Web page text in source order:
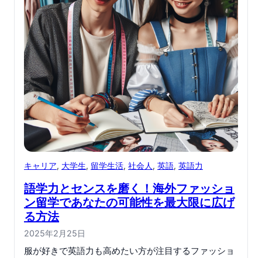
キャリア, 大学生, 留学生活, 社会人, 英語, 英語力
語学力とセンスを磨く！海外ファッショ
ン留学であなたの可能性を最大限に広げ
る方法
2025年2月25日
服が好きで英語力も高めたい方が注目するファッショ